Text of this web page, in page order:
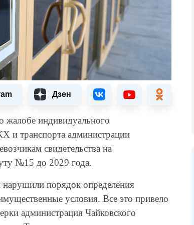
Дзен
жалобе индивидуального
и транспорта администрации
свидетельства на
№15 до 2029 года.
порядок определения
условия. Все это привело
администрация Чайковского